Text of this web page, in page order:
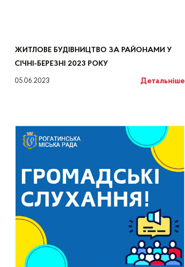
ЖИТЛОВЕ БУДІВНИЦТВО ЗА РАЙОНАМИ У
СІЧНІ-БЕРЕЗНІ 2023 РОКУ
05.06.2023 Детальніше